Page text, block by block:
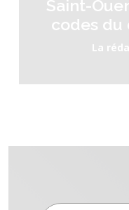
Saint-
codes
La